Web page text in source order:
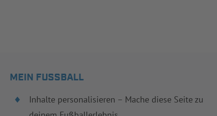
MEIN FUSSBALL
Inhalte personalisieren – Mache diese Seite zu